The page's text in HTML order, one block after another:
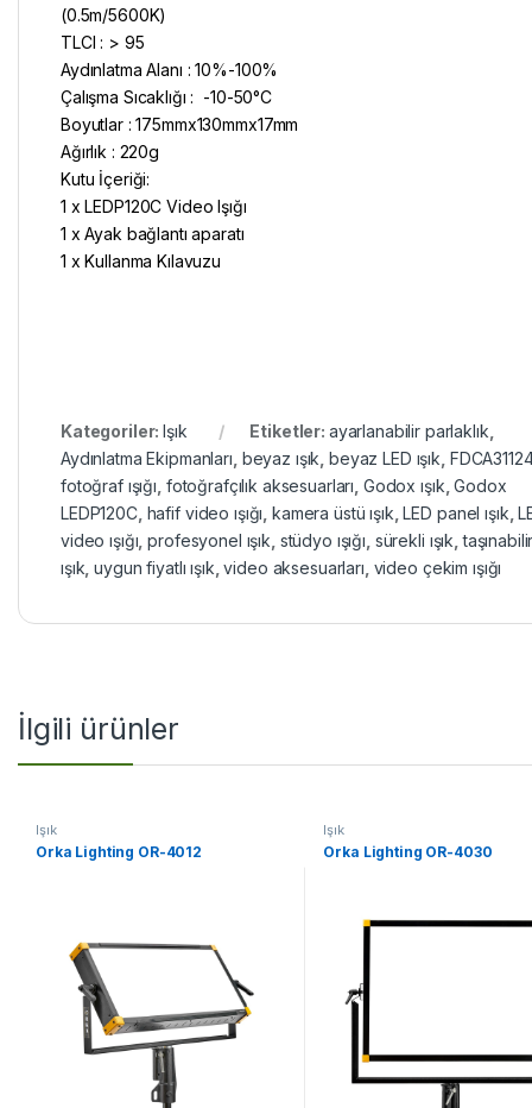
(0.5m/5600K)
TLCI : > 95
Aydınlatma Alanı : 10%-100%
Çalışma Sıcaklığı : -10-50°C
Boyutlar : 175mmx130mmx17mm
Ağırlık : 220g
Kutu İçeriği:
1 x LEDP120C Video Işığı
1 x Ayak bağlantı aparatı
1 x Kullanma Kılavuzu
Kategoriler:Işık Etiketler: ayarlanabilir parlaklık
Aydınlatma Ekipmanları beyaz ışık beyaz LED ışık
fotoğraf ışığı fotoğrafçılık aksesuarları Godox ışık ,Godox
LEDP120C, hafif video ışığı kamera üstü ışık ,LED panel ışık ,
video ışığı ,profesyonel ışık stüdyo ışığı sürekli ışık ,
ışık ,uygun fiyatlı ışık ,video aksesuarları video çekim ışığı
İlgili ürünler
Işık
Orka Lighting OR-4012
Işık
Orka Lighting OR-4030